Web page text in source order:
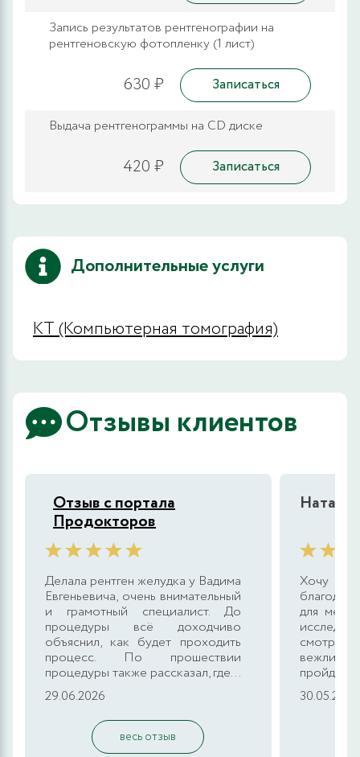
Запись результатов рентгенографии на
рентгеновскую фотопленку (1 лист)
630 ₽ Записаться
Выдача рентгенограммы на CD диске
420 ₽ Записаться
Дополнительные услуги
КТ (Компьютерная томография)
Отзывы клиентов
Отзыв с портала
Продокторов
Делала рентген желудка у Вадима
Евгеньевича, очень внимательный
и грамотный специалист. До
процедуры всё доходчиво
объяснил, как будет проходить
процесс. По прошествии
процедуры также рассказал, где...
29.06.2026
весь отзыв
Наталья
Хочу
для меня
вежлив
пройдёт
30.05.2026